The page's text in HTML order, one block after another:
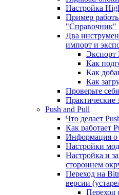
Настройка
Пример
"Справочник"
Два
импорт и
Экспорт
Как
Как
Как
Проверьте себя
Практические
Push and Pull
Что делает
Как работает
Информация о
Настройки
Настройка и
стороннем
Переход на
версии
Переход